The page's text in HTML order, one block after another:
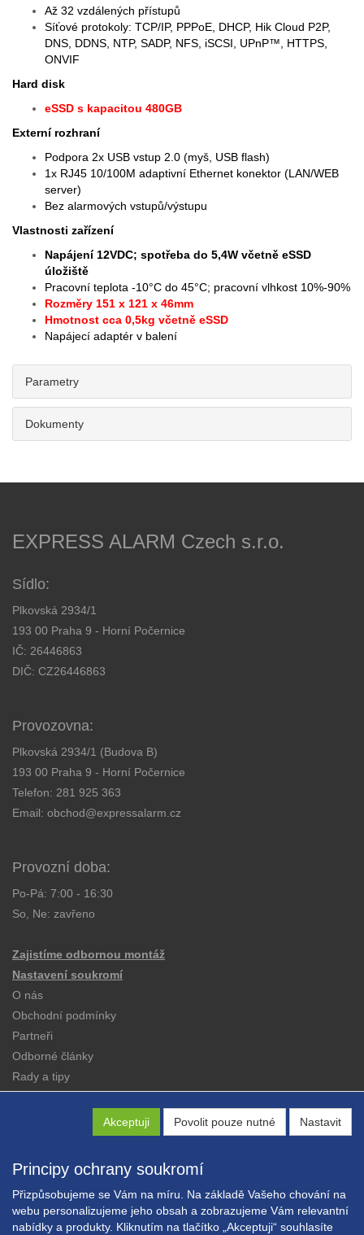
Akceptuji Povolit pouze nutné Nastavit
Principy ochrany soukromí
Přizpůsobujeme se Vám na míru. Na základě Vašeho chování na
webu personalizujeme jeho obsah a zobrazujeme Vám relevantní
nabídky a produkty. Kliknutím na tlačítko „Akceptuji“ souhlasíte
Až 32 vzdálených přístupů
Síťové protokoly: TCP/IP, PPPoE, DHCP, Hik Cloud P2P,
DNS, DDNS, NTP, SADP, NFS, iSCSI, UPnP™, HTTPS,
ONVIF
Hard disk
eSSD s kapacitou 480GB
Externí rozhraní
Podpora 2x USB vstup 2.0 (myš, USB flash)
1x RJ45 10/100M adaptivní Ethernet konektor (LAN/WEB
server)
Bez alarmových vstupů/výstupu
Vlastnosti zařízení
Napájení 12VDC; spotřeba do 5,4W včetně eSSD
úložiště
Pracovní teplota -10°C do 45°C; pracovní vlhkost 10%-90%
Rozměry 151 x 121 x 46mm
Hmotnost cca 0,5kg včetně eSSD
Napájecí adaptér v balení
Parametry
Dokumenty
EXPRESS ALARM Czech s.r.o.
Sídlo:
Plkovská 2934/1
193 00 Praha 9 - Horní Počernice
IČ: 26446863
DIČ: CZ26446863
Provozovna:
Plkovská 2934/1 (Budova B)
193 00 Praha 9 - Horní Počernice
Telefon: 281 925 363
Email: obchod@expressalarm.cz
Provozní doba:
Po-Pá: 7:00 - 16:30
So, Ne: zavřeno
Zajistíme odbornou montáž
Nastavení soukromí
O nás
Obchodní podmínky
Partneři
Odborné články
Rady a tipy
Copyright © EXPRESS ALARM Czech s.r.o.